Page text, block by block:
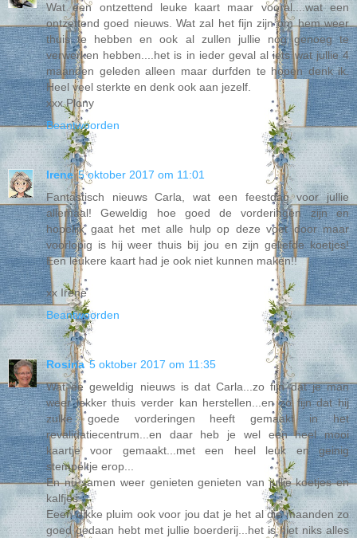
Wat een ontzettend leuke kaart maar vooral....wat een
ontzettend goed nieuws. Wat zal het fijn zijn om hem weer
thuis te hebben en ook al zullen jullie nog genoeg te
verwerken hebben....het is in ieder geval al iets wat jullie 4
maanden geleden alleen maar durfden te hopen denk ik.
Heel veel sterkte en denk ook aan jezelf.
xxx Plony
Beantwoorden
Irene 5 oktober 2017 om 11:01
Fantastisch nieuws Carla, wat een feestdag voor jullie
allemaal! Geweldig hoe goed de vorderingen zijn en
hopelijk gaat het met alle hulp op deze voet door maar
voorlopig is hij weer thuis bij jou en zijn geliefde koetjes!
Een leukere kaart had je ook niet kunnen maken!!
xx Irene
Beantwoorden
Rosina 5 oktober 2017 om 11:35
Wat ee geweldig nieuws is dat Carla...zo fijn dat je man
weer lekker thuis verder kan herstellen...en zo fijn dat hij
zulke goede vorderingen heeft gemaakt in het
revalidatiecentrum...en daar heb je wel een heel mooi
kaartje voor gemaakt...met een heel leuk en geinig
stempeltje erop...
En nu samen weer genieten genieten van jullie koetjes en
kalfjes
Eeen dikke pluim ook voor jou dat je het al die maanden zo
goed gedaan hebt met jullie boerderij...het is niet niks alles